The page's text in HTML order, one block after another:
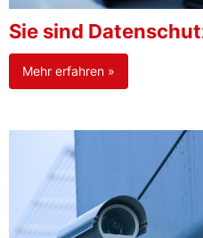
Sie sind
Mehr erfahren »